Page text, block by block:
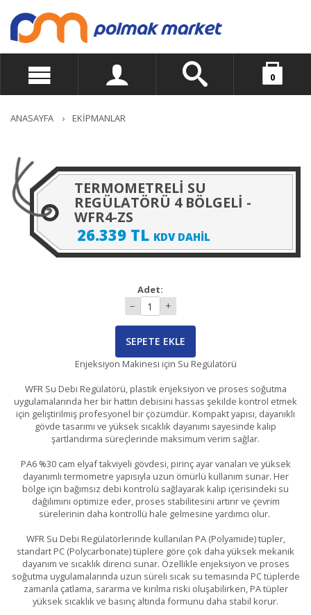
Üye Girişi
Yeni Üyelik
0
Alışveriş Sepetiniz
ANASAYFA › EKİPMANLAR
TERMOMETRELİ SU
REGÜLATÖRÜ 4 BÖLGELİ -
WFR4-ZS
26.339 TL KDV DAHİL
Adet:
− +
SEPETE EKLE
Enjeksiyon Makinesi için Su Regülatörü
WFR Su Debi Regülatörü, plastik enjeksiyon ve proses soğutma
uygulamalarında her bir hattın debisini hassas şekilde kontrol etmek
için geliştirilmiş profesyonel bir çözümdür. Kompakt yapısı, dayanıklı
gövde tasarımı ve yüksek sıcaklık dayanımı sayesinde kalıp
şartlandırma süreçlerinde maksimum verim sağlar.
PA6 %30 cam elyaf takviyeli gövdesi, pirinç ayar vanaları ve yüksek
dayanımlı termometre yapısıyla uzun ömürlü kullanım sunar. Her
bölge için bağımsız debi kontrolü sağlayarak kalıp içerisindeki su
dağılımını optimize eder, proses stabilitesini artırır ve çevrim
sürelerinin daha kontrollü hale gelmesine yardımcı olur.
WFR Su Debi Regülatörlerinde kullanılan PA (Polyamide) tüpler,
standart PC (Polycarbonate) tüplere göre çok daha yüksek mekanik
dayanım ve sıcaklık direnci sunar. Özellikle enjeksiyon ve proses
soğutma uygulamalarında uzun süreli sıcak su temasında PC tüplerde
zamanla çatlama, sararma ve kırılma riski oluşabilirken, PA tüpler
yüksek sıcaklık ve basınç altında formunu daha stabil korur.